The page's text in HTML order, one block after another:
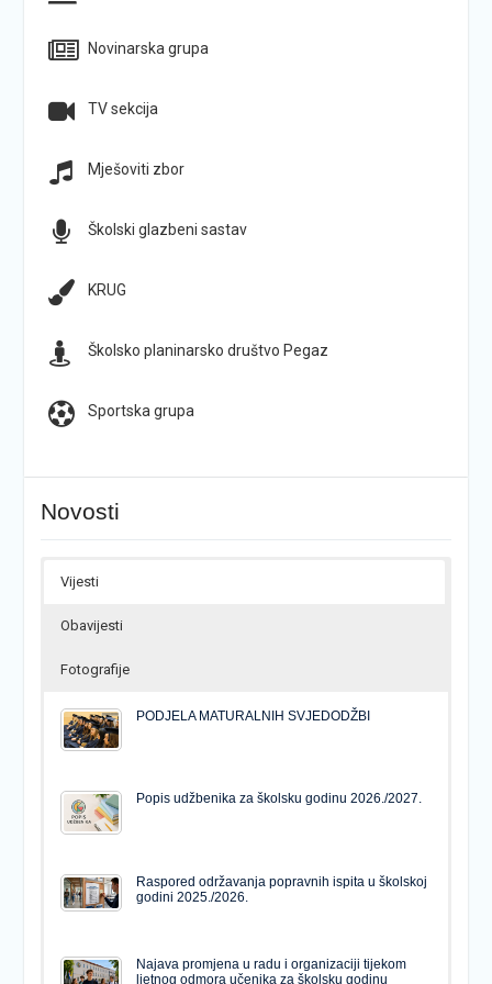
Novinarska grupa
TV sekcija
Mješoviti zbor
Školski glazbeni sastav
KRUG
Školsko planinarsko društvo Pegaz
Sportska grupa
Novosti
Vijesti
Obavijesti
Fotografije
PODJELA MATURALNIH SVJEDODŽBI
Popis udžbenika za školsku godinu 2026./2027.
Raspored održavanja popravnih ispita u školskoj
godini 2025./2026.
Najava promjena u radu i organizaciji tijekom
ljetnog odmora učenika za školsku godinu